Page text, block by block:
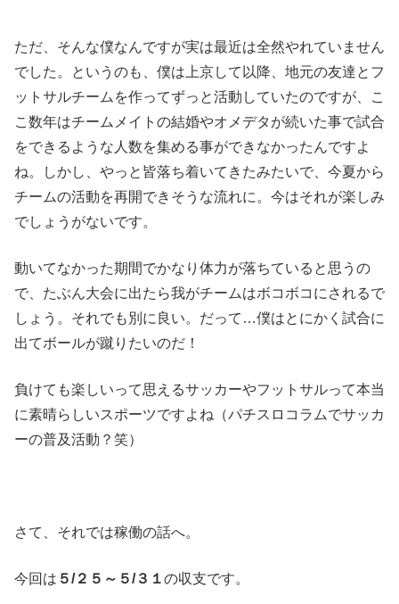
ただ、そんな僕なんですが実は最近は全然やれていません
でした。というのも、僕は上京して以降、地元の友達とフ
ットサルチームを作ってずっと活動していたのですが、こ
こ数年はチームメイトの結婚やオメデタが続いた事で試合
をできるような人数を集める事ができなかったんですよ
ね。しかし、やっと皆落ち着いてきたみたいで、今夏から
チームの活動を再開できそうな流れに。今はそれが楽しみ
でしょうがないです。
動いてなかった期間でかなり体力が落ちていると思うの
で、たぶん大会に出たら我がチームはボコボコにされるで
しょう。それでも別に良い。だって…僕はとにかく試合に
出てボールが蹴りたいのだ！
負けても楽しいって思えるサッカーやフットサルって本当
に素晴らしいスポーツですよね（パチスロコラムでサッカ
ーの普及活動？笑）
さて、それでは稼働の話へ。
今回は ５/２５～５/３１の収支です。